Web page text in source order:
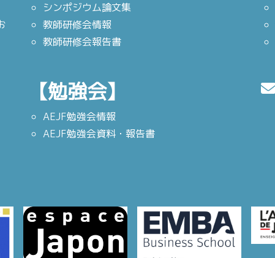
シンポジウム論文集
教師研修会情報
教師研修会報告書
【勉強会】
AEJF勉強会情報
AEJF勉強会資料・報告書